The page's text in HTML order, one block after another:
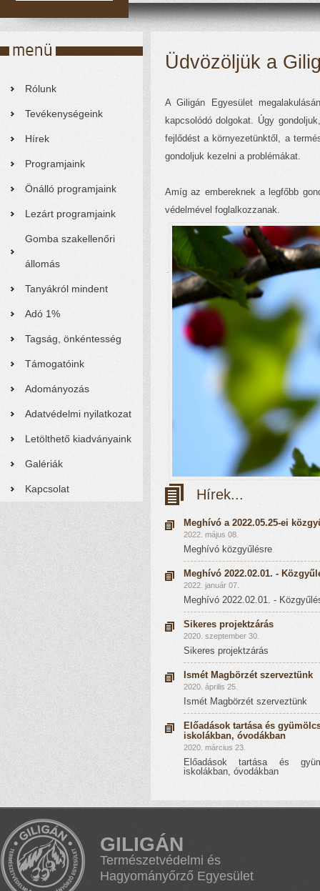
Rólunk
Tevékenységeink
Hírek
Programjaink
Önálló programjaink
Lezárt programjaink
Gomba szakellenőri
állomás
Tanyákról mindent
Adó 1%
Tagság, önkéntesség
Támogatóink
Adományozás
Adatvédelmi nyilatkozat
Letölthető kiadványaink
Galériák
Kapcsolat
Üdvözöljük a
A Giligán Egyesület
kapcsolódó dolgokat. Úgy
fejlődést a környezetünktől, a
gondoljuk kezelni a problémákat.
Amíg az embereknek a legfőbb
védelmével foglalkozzanak.
Hírek...
Meghívó a 2022.05.25-ei
2022. május 08.
Meghívó közgyűlésre
Meghívó 2022.02.01. -
2022. január 07.
Meghívó 2022.02.01. -
Sikeres projektzárás
2020. szeptember 30.
Sikeres projektzárás
Ismét Magbörzét szerveztünk
2020. április 25.
Ismét Magbörzét szerveztünk
Előadások tartása és
iskolákban, óvodákban
2020. március 23.
Előadások tartása és
iskolákban, óvodákban
GILIGÁN
Természetvédelmi és
Hagyományőrző Egyesület